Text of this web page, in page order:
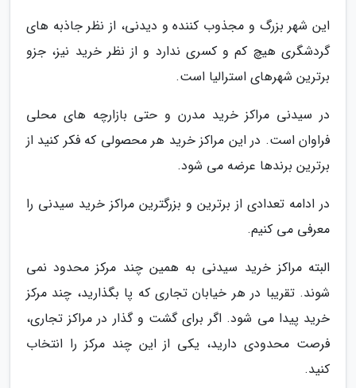
این شهر بزرگ و مجذوب کننده و دیدنی، از نظر جاذبه های
گردشگری هیچ کم و کسری ندارد و از نظر خرید نیز، جزو
برترین شهرهای استرالیا است.
در سیدنی مراکز خرید مدرن و حتی بازارچه های محلی
فراوان است. در این مراکز خرید هر محصولی که فکر کنید از
برترین برندها عرضه می شود.
در ادامه تعدادی از برترین و بزرگترین مراکز خرید سیدنی را
معرفی می کنیم.
البته مراکز خرید سیدنی به همین چند مرکز محدود نمی
شوند. تقریبا در هر خیابان تجاری که پا بگذارید، چند مرکز
خرید پیدا می شود. اگر برای گشت و گذار در مراکز تجاری،
فرصت محدودی دارید، یکی از این چند مرکز را انتخاب
کنید.